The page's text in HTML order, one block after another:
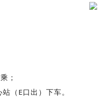
；
（E口出）下车。